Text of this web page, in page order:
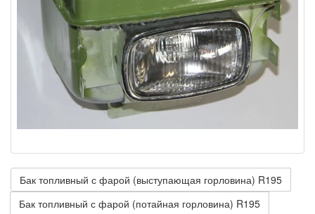
Бак топливный с фарой (выступающая горловина) R195
Бак топливный с фарой (потайная горловина) R195